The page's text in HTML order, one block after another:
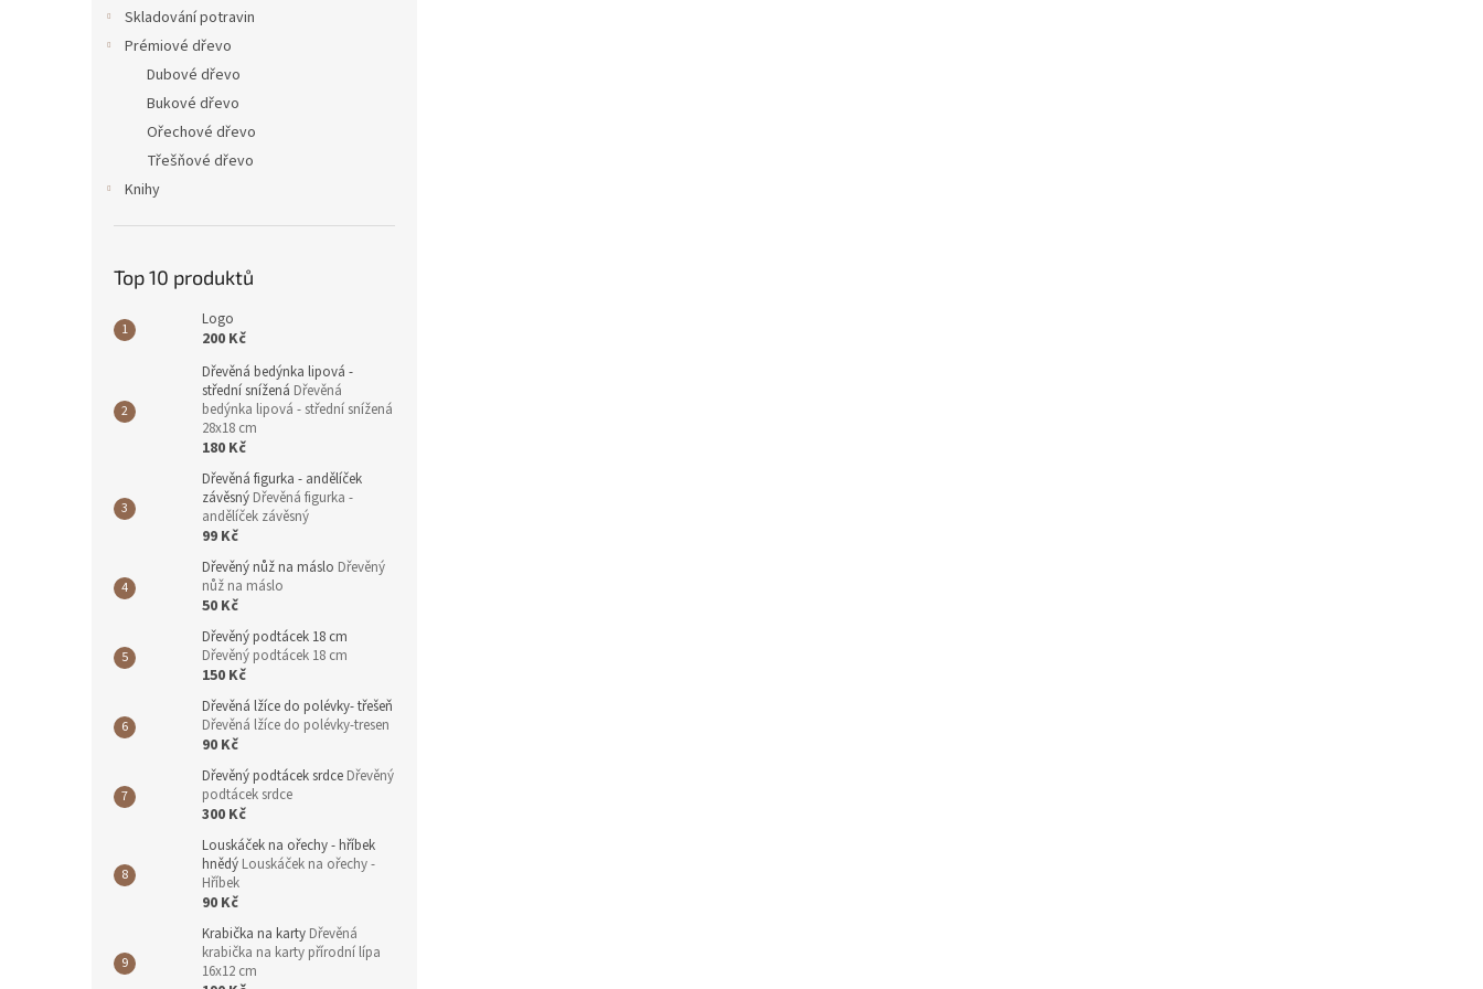
Skladování potravin
Prémiové dřevo
Dubové dřevo
Bukové dřevo
Ořechové dřevo
Třešňové dřevo
Knihy
Top 10 produktů
Logo
200 Kč
Dřevěná bedýnka lipová -
střední snížená Dřevěná
bedýnka lipová - střední snížená
28x18 cm
180 Kč
Dřevěná figurka - andělíček
závěsný Dřevěná figurka -
andělíček závěsný
99 Kč
Dřevěný nůž na máslo Dřevěný
nůž na máslo
50 Kč
Dřevěný podtácek 18 cm
Dřevěný podtácek 18 cm
150 Kč
Dřevěná lžíce do polévky- třešeň
Dřevěná lžíce do polévky-tresen
90 Kč
Dřevěný podtácek srdce Dřevěný
podtácek srdce
300 Kč
Louskáček na ořechy - hříbek
hnědý Louskáček na ořechy -
Hříbek
90 Kč
Krabička na karty Dřevěná
krabička na karty přírodní lípa
16x12 cm